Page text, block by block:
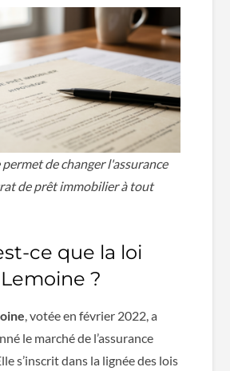
de changer l'assurance
de prêt immobilier à tout
ce que la loi
Lemoine ?
, votée en février 2022, a
le marché de l’assurance
s’inscrit dans la lignée des lois